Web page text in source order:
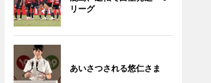
リーグ
あいさつされる悠仁さま